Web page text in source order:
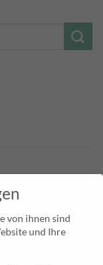
von ihnen sind
und Ihre